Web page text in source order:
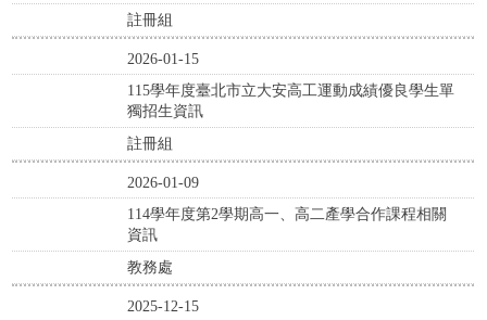
註冊組
2026-01-15
115學年度臺北市立大安高工運動成績優良學生單
獨招生資訊
註冊組
2026-01-09
114學年度第2學期高一、高二產學合作課程相關
資訊
教務處
2025-12-15